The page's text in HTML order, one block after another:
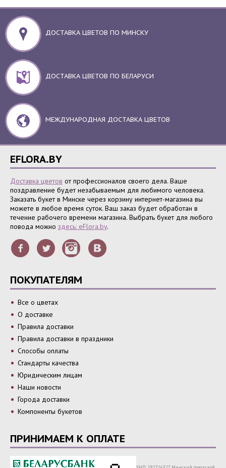
ДОСТАВКА ЦВЕТОВ ПО МИНСКУ
ДОСТАВКА ЦВЕТОВ ПО БЕЛАРУСИ
МЕЖДУНАРОДНАЯ ДОСТАВКА ЦВЕТОВ
EFLORA.BY
Доставка цветов от профессионалов своего дела. Ваше
поздравление будет незабываемым для любимого человека.
Заказать букет в Минске через корзину интернет-магазина вы
можете в любое время суток. Ваш заказ будет обработан в
течение рабочего времени магазина. Выбрать букет для любого
повода можно здесь: eFlora.by.
ПОКУПАТЕЛЯМ
Все о цветах
О доставке
Правила доставки
Правила доставки в праздники
Способы оплаты
Стандарты качества
Юридическим лицам
Наши новости
Города доставки
Компоненты букетов
ПРИНИМАЕМ К ОПЛАТЕ